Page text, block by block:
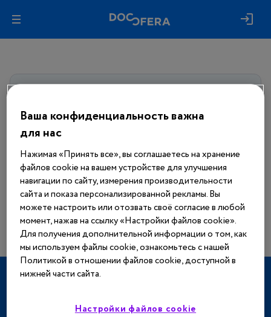
ко всем материалам сайта
Еще нет аккаунта?
Зарегистрироваться
ТЕРАПЕВТИЧЕСКИЕ НАПРАВЛЕНИЯ
СПЕЦПРОЕКТЫ
Ваша конфиденциальность важна
для нас
Нажимая «Принять все», вы соглашаетесь на хранение
файлов cookie на вашем устройстве для улучшения
навигации по сайту, измерения производительности
сайта и показа персонализированной рекламы. Вы
можете настроить или отозвать своё согласие в любой
момент, нажав на ссылку «Настройки файлов cookie».
Для получения дополнительной информации о том, как
мы используем файлы cookie, ознакомьтесь с нашей
Политикой в отношении файлов cookie, доступной в
нижней части сайта.
Настройки файлов cookie